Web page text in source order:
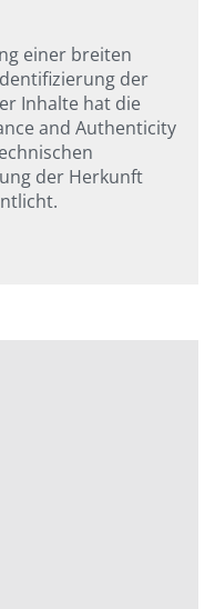
einer breiten
der
Inhalte hat die
and Authenticity
der Herkunft